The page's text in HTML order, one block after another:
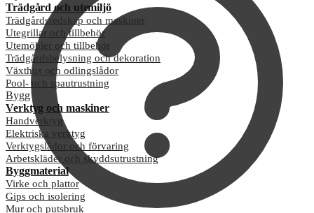
Trädgård och utemiljö
Trädgårdsredskap och maskiner
Utegrillar och tillbehör
Utemöbler och tillbehör
Trädgårdsbelysning och dekoration
Växthus och odlingslådor
Pool- och spautrustning
Bygg
Verktyg och maskiner
Handverktyg
Elektriska verktyg
Verktygslådor och förvaring
Arbetskläder och skyddsutrustning
Byggmaterial
Virke och plattor
Gips och isolering
Mur och putsbruk